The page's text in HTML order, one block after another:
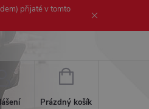
přijaté v tomto
Prázdný košík